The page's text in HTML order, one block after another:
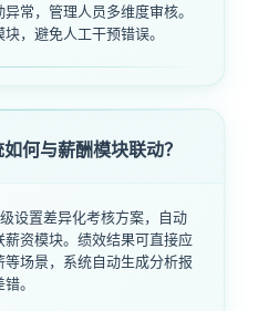
常，管理人员多维度审核。
，避免人工干预错误。
何与薪酬模块联动？
设置差异化考核方案，自动
资模块。绩效结果可直接应
等场景，系统自动生成分析报
。